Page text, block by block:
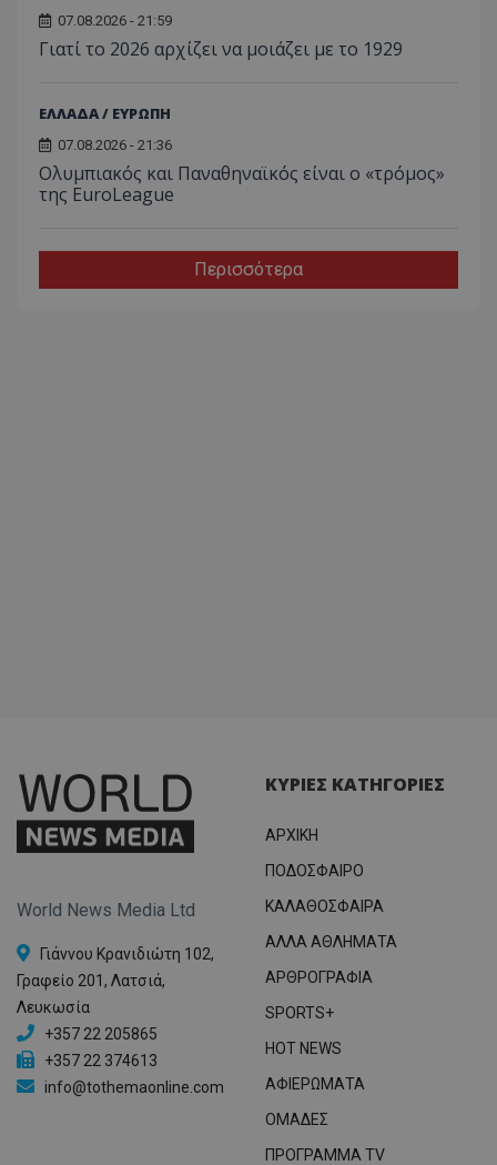
07.08.2026 - 21:59
Γιατί το 2026 αρχίζει να μοιάζει με το 1929
ΕΛΛΑΔΑ / ΕΥΡΩΠΗ
07.08.2026 - 21:36
Ολυμπιακός και Παναθηναϊκός είναι ο «τρόμος»
της EuroLeague
Περισσότερα
World News Media Ltd
Γιάννου Κρανιδιώτη 102,
Γραφείο 201, Λατσιά,
Λευκωσία
+357 22 205865
+357 22 374613
info@tothemaonline.com
ΚΥΡΙΕΣ ΚΑΤΗΓΟΡΙΕΣ
ΑΡΧΙΚΗ
ΠΟΔΟΣΦΑΙΡΟ
ΚΑΛΑΘΟΣΦΑΙΡΑ
ΑΛΛΑ ΑΘΛΗΜΑΤΑ
ΑΡΘΡΟΓΡΑΦΙΑ
SPORTS+
HOT NEWS
ΑΦΙΕΡΩΜΑΤΑ
ΟΜΑΔΕΣ
ΠΡΟΓΡΑΜΜΑ TV